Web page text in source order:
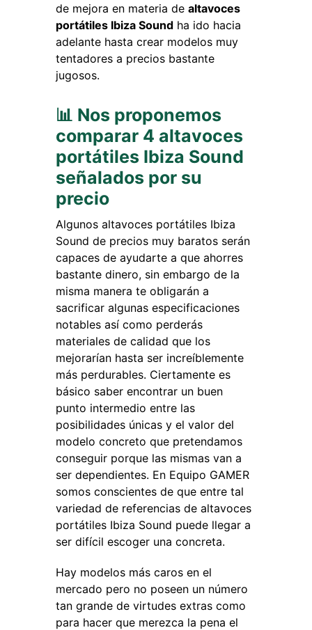
de mejora en materia de altavoces
portátiles Ibiza Sound ha ido hacia
adelante hasta crear modelos muy
tentadores a precios bastante
jugosos.
📊 Nos proponemos
comparar 4 altavoces
portátiles Ibiza Sound
señalados por su
precio
Algunos altavoces portátiles Ibiza
Sound de precios muy baratos serán
capaces de ayudarte a que ahorres
bastante dinero, sin embargo de la
misma manera te obligarán a
sacrificar algunas especificaciones
notables así como perderás
materiales de calidad que los
mejorarían hasta ser increíblemente
más perdurables. Ciertamente es
básico saber encontrar un buen
punto intermedio entre las
posibilidades únicas y el valor del
modelo concreto que pretendamos
conseguir porque las mismas van a
ser dependientes. En Equipo GAMER
somos conscientes de que entre tal
variedad de referencias de altavoces
portátiles Ibiza Sound puede llegar a
ser difícil escoger una concreta.
Hay modelos más caros en el
mercado pero no poseen un número
tan grande de virtudes extras como
para hacer que merezca la pena el